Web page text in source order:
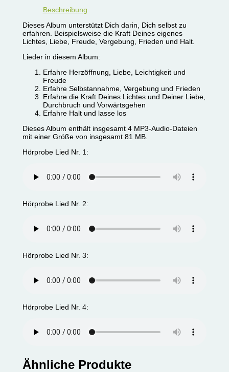
Beschreibung
Dieses Album unterstützt Dich darin, Dich selbst zu
erfahren. Beispielsweise die Kraft Deines eigenes
Lichtes, Liebe, Freude, Vergebung, Frieden und Halt.
Lieder in diesem Album:
Erfahre Herzöffnung, Liebe, Leichtigkeit und
Freude
Erfahre Selbstannahme, Vergebung und Frieden
Erfahre die Kraft Deines Lichtes und Deiner Liebe,
Durchbruch und Vorwärtsgehen
Erfahre Halt und lasse los
Dieses Album enthält insgesamt 4 MP3-Audio-Dateien
mit einer Größe von insgesamt 81 MB.
Hörprobe Lied Nr. 1:
Hörprobe Lied Nr. 2:
Hörprobe Lied Nr. 3:
Hörprobe Lied Nr. 4:
Ähnliche Produkte